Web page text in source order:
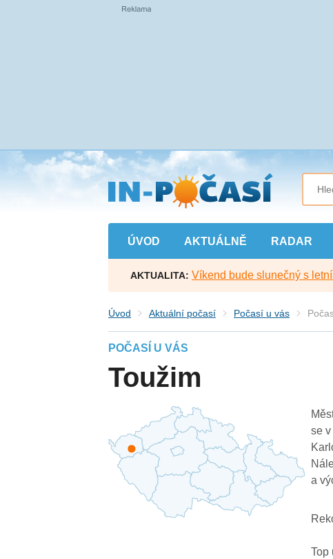
Přejít
na
hlavní
obsah
ÚVOD AKTUÁLNĚ RADAR
AKTUALITA: Víkend bude slunečný s
Úvod Aktuální počasí Počasí u vás
POČASÍ U VÁS
Toužim
se
a
Top